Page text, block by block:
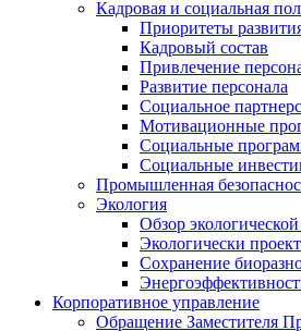
Кадровая и социальная
Приоритеты
Кадровый состав
Привлечение
Развитие персонала
Социальное
Мотивационные
Социальные
Социальные
Промышленная
Экология
Обзор
Экологически
Сохранение
Корпоративное управление
Обращение Заместителя